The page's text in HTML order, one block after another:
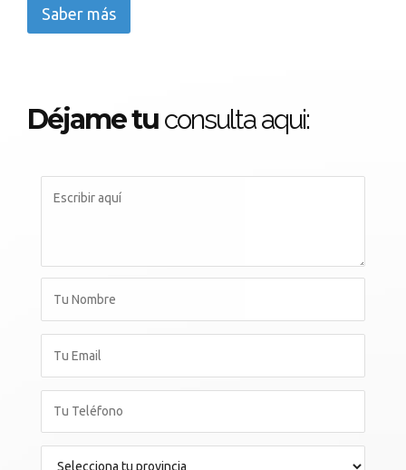
Saber más
Déjame tu consulta aqui: